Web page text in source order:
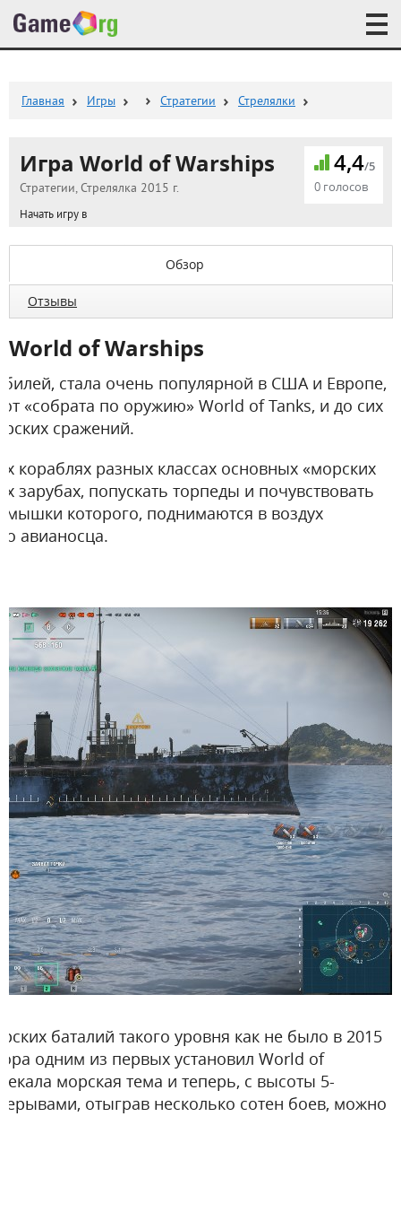
Главная Игры Стратегии Стрелялки
4,4/5
0 голосов
Игра World of Warships
Стратегии, Стрелялка 2015 г.
Начать игру в
Обзор
Отзывы
World of Warships
стала очень популярной в США и Европе,
«собрата по оружию» World of Tanks, и до сих
сражений.
кораблях разных классах основных «морских
зарубах, попускать торпеды и почувствовать
которого, поднимаются в воздух
авианосца.
баталий такого уровня как не было в 2015
одним из первых установил World of
морская тема и теперь, с высоты 5-
отыграв несколько сотен боев, можно